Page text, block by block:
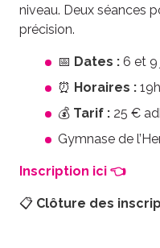
niveau. Deux séances
précision.
📅 Dates : 6 et
⏰ Horaires :
💰 Tarif : 25 €
Gymnase de
Inscription ici 👈
📋 Clôture des